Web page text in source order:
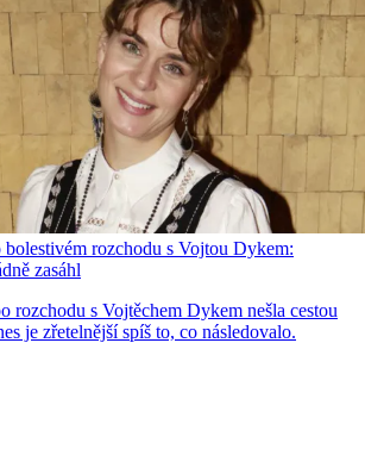
rozchodu s Vojtou Dykem:
zasáhl
rozchodu s Vojtěchem Dykem nešla cestou
je zřetelnější spíš to, co následovalo.